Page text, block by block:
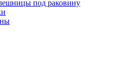
под раковину